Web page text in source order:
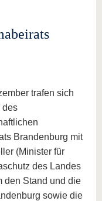
trafen sich
des
Brandenburg mit
(Minister für
des Landes
den Stand und die
sowie die